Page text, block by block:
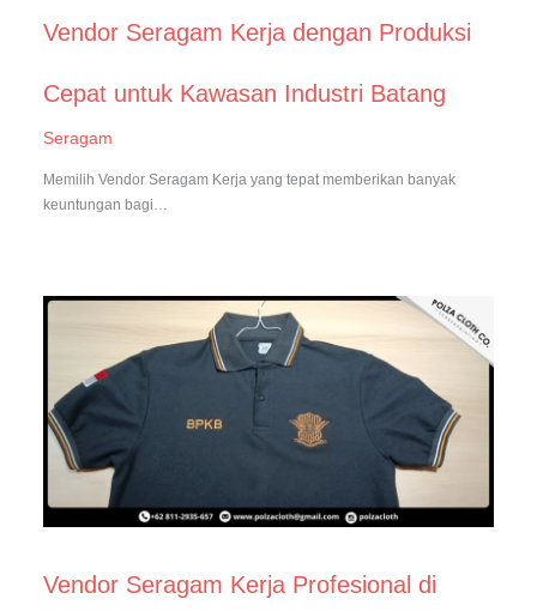
Vendor Seragam Kerja dengan Produksi
Cepat untuk Kawasan Industri Batang
Seragam
Memilih Vendor Seragam Kerja yang tepat memberikan banyak
keuntungan bagi…
Vendor Seragam Kerja Profesional di